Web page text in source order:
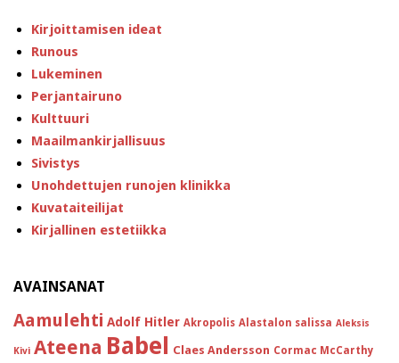
Kirjoittamisen ideat
Runous
Lukeminen
Perjantairuno
Kulttuuri
Maailmankirjallisuus
Sivistys
Unohdettujen runojen klinikka
Kuvataiteilijat
Kirjallinen estetiikka
AVAINSANAT
Aamulehti Adolf Hitler Akropolis Alastalon salissa Aleksis
Kivi Ateena Babel Claes Andersson Cormac McCarthy